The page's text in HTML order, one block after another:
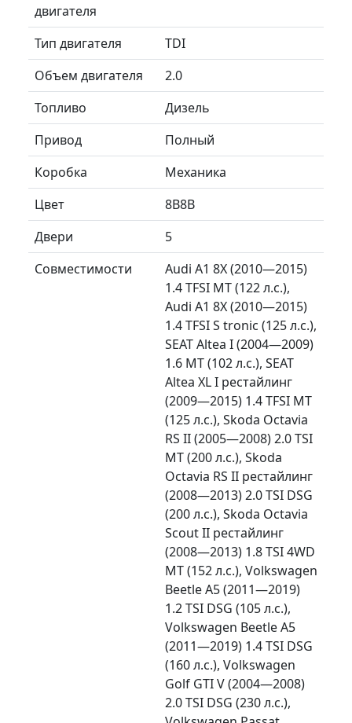
двигателя
Тип двигателя
TDI
Объем двигателя
2.0
Топливо
Дизель
Привод
Полный
Коробка
Механика
Цвет
8B8B
Двери
5
Совместимости
Audi A1 8X (2010—2015)
1.4 TFSI MT (122 л.с.),
Audi A1 8X (2010—2015)
1.4 TFSI S tronic (125 л.с.),
SEAT Altea I (2004—2009)
1.6 MT (102 л.с.), SEAT
Altea XL I рестайлинг
(2009—2015) 1.4 TFSI MT
(125 л.с.), Skoda Octavia
RS II (2005—2008) 2.0 TSI
MT (200 л.с.), Skoda
Octavia RS II рестайлинг
(2008—2013) 2.0 TSI DSG
(200 л.с.), Skoda Octavia
Scout II рестайлинг
(2008—2013) 1.8 TSI 4WD
MT (152 л.с.), Volkswagen
Beetle A5 (2011—2019)
1.2 TSI DSG (105 л.с.),
Volkswagen Beetle A5
(2011—2019) 1.4 TSI DSG
(160 л.с.), Volkswagen
Golf GTI V (2004—2008)
2.0 TSI DSG (230 л.с.),